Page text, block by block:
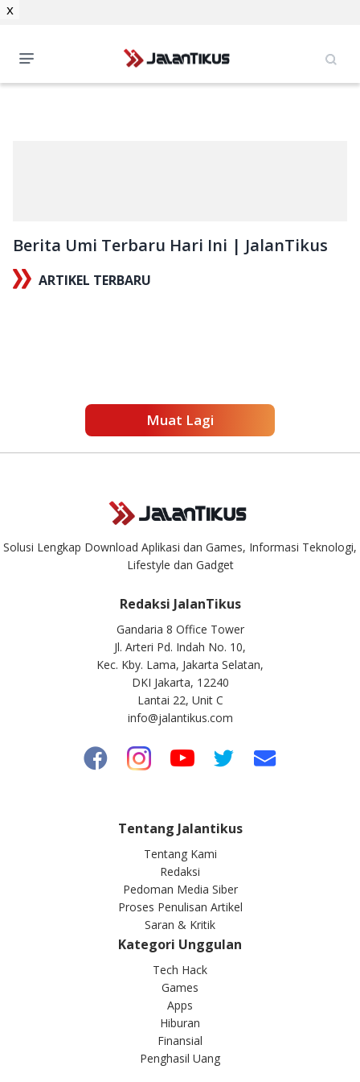
Berita Umi Terbaru Hari Ini | JalanTikus
ARTIKEL TERBARU
Muat Lagi
x
Solusi Lengkap Download Aplikasi dan Games, Informasi Teknologi,
Lifestyle dan Gadget
Redaksi JalanTikus
Gandaria 8 Office Tower
Jl. Arteri Pd. Indah No. 10,
Kec. Kby. Lama, Jakarta Selatan,
DKI Jakarta, 12240
Lantai 22, Unit C
info@jalantikus.com
Tentang Jalantikus
Tentang Kami
Redaksi
Pedoman Media Siber
Proses Penulisan Artikel
Saran & Kritik
Kategori Unggulan
Tech Hack
Games
Apps
Hiburan
Finansial
Penghasil Uang